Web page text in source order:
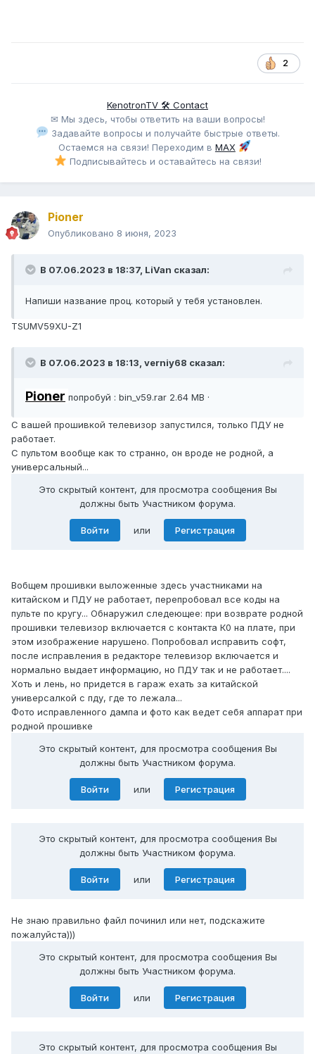
2
KenotronTV 🛠 Contact
✉ Мы здесь, чтобы ответить на ваши вопросы!
Задавайте вопросы и получайте быстрые ответы.
Остаемся на связи! Переходим в MAX
Подписывайтесь и оставайтесь на связи!
Pioner
Опубликовано 8 июня, 2023
В 07.06.2023 в 18:37, LiVan сказал:
Напиши название проц. который у тебя установлен.
TSUMV59XU-Z1
В 07.06.2023 в 18:13, verniy68 сказал:
Pioner попробуй : bin_v59.rar 2.64 MB ·
С вашей прошивкой телевизор запустился, только ПДУ не
работает.
С пультом вообще как то странно, он вроде не родной, а
универсальный...
Это скрытый контент, для просмотра сообщения Вы
должны быть Участником форума.
Войти или Регистрация
Вобщем прошивки выложенные здесь участниками на
китайском и ПДУ не работает, перепробовал все коды на
пульте по кругу... Обнаружил следеющее: при возврате родной
прошивки телевизор включается с контакта К0 на плате, при
этом изображение нарушено. Попробовал исправить софт,
после исправления в редакторе телевизор включается и
нормально выдает информацию, но ПДУ так и не работает....
Хоть и лень, но придется в гараж ехать за китайской
универсалкой с пду, где то лежала...
Фото исправленного дампа и фото как ведет себя аппарат при
родной прошивке
Это скрытый контент, для просмотра сообщения Вы
должны быть Участником форума.
Войти или Регистрация
Это скрытый контент, для просмотра сообщения Вы
должны быть Участником форума.
Войти или Регистрация
Не знаю правильно файл починил или нет, подскажите
пожалуйста)))
Это скрытый контент, для просмотра сообщения Вы
должны быть Участником форума.
Войти или Регистрация
Это скрытый контент, для просмотра сообщения Вы